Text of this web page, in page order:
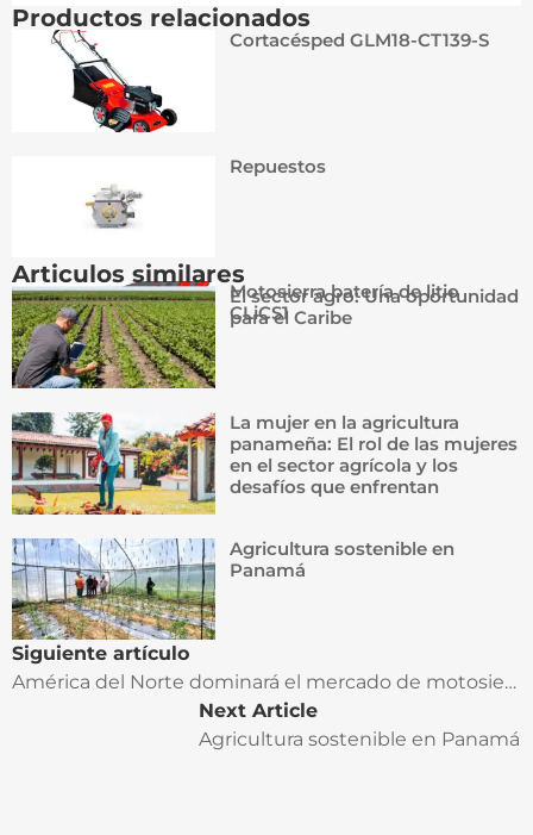
Productos relacionados
Cortacésped GLM18-CT139-S
Repuestos
Motosierra batería de litio
CLiCS1
Articulos similares
El sector agro: Una oportunidad
para el Caribe
La mujer en la agricultura
panameña: El rol de las mujeres
en el sector agrícola y los
desafíos que enfrentan
Agricultura sostenible en
Panamá
Siguiente artículo
América del Norte dominará el mercado de motosierras para 2032, y EE. UU. captará la mayor participación
Next Article
Agricultura sostenible en Panamá